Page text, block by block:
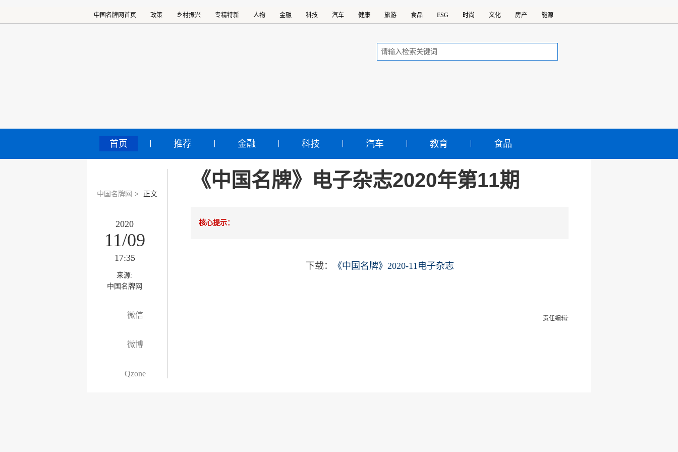
中国名牌网首页 政策 乡村振兴 专精特新 人物 金融 科技 汽车 健康 旅游 食品 ESG 时尚 文化 房产 能源
首页 推荐 金融 科技 汽车 教育 食品
中国名牌网 > 正文
2020
11/09
17:35
来源:
中国名牌网
微信
微博
Qzone
《中国名牌》电子杂志2020年第11期
核心提示：
下载： 《中国名牌》2020-11电子杂志
责任编辑: